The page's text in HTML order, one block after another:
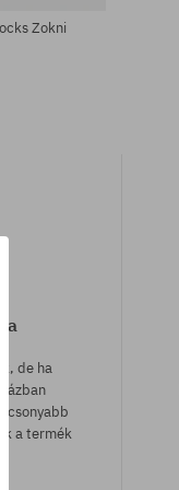
Zokni
de ha
a termék